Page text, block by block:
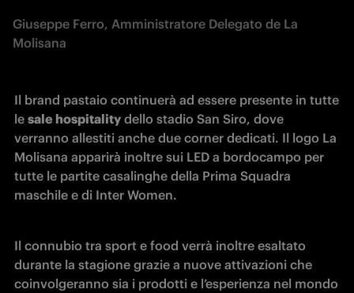
Giuseppe Ferro, Amministratore Delegato de La
Molisana
Il brand pastaio continuerà ad essere presente in tutte
le sale hospitality dello stadio San Siro, dove
verranno allestiti anche due corner dedicati. Il logo La
Molisana apparirà inoltre sui LED a bordocampo per
tutte le partite casalinghe della Prima Squadra
maschile e di Inter Women.
Il connubio tra sport e food verrà inoltre esaltato
durante la stagione grazie a nuove attivazioni che
coinvolgeranno sia i prodotti e l’esperienza nel mondo